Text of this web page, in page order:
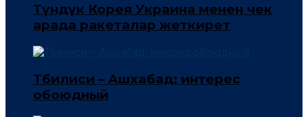
Түндүк Корея Украина менен чек
арада ракеталар жеткирет
Тбилиси – Ашхабад: интерес
обоюдный